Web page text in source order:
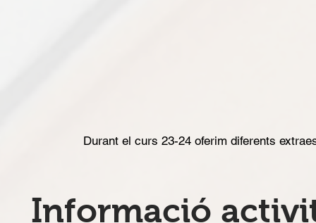
Durant el curs 23-24 oferim diferents
Informació